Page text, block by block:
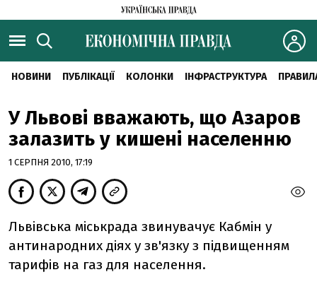
НОВИНИ ПУБЛІКАЦІЇ КОЛОНКИ ІНФРАСТРУКТУРА
У Львові вважають, що Азаров
залазить у кишені населенню
1 СЕРПНЯ 2010, 17:19
Львівська міськрада звинувачує Кабмін у
антинародних діях у зв'язку з підвищенням
тарифів на газ для населення.